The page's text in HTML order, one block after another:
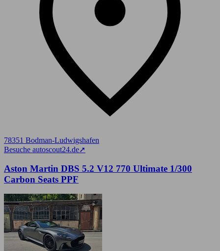
78351 Bodman-Ludwigshafen
Besuche autoscout24.de➚
Aston Martin DBS 5.2 V12 770 Ultimate 1/300
Carbon Seats PPF